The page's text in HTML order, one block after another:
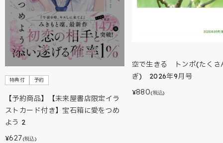
特典付 予約
【予約商品】【未来屋書店限定イラ
ストカード付き】宝石箱に愛をつめ
よう 2
¥627(税込)
空で生きる トンボ(たくさ
ぎ) 2026年9月号
¥880(税込)